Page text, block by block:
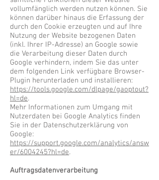
vollumfänglich werden nutzen können. Sie
können darüber hinaus die Erfassung der
durch den Cookie erzeugten und auf Ihre
Nutzung der Website bezogenen Daten
(inkl. Ihrer IP-Adresse) an Google sowie
die Verarbeitung dieser Daten durch
Google verhindern, indem Sie das unter
dem folgenden Link verfügbare Browser-
Plugin herunterladen und installieren:
https://tools.google.com/dlpage/gaoptout?
hl=de.
Mehr Informationen zum Umgang mit
Nutzerdaten bei Google Analytics finden
Sie in der Datenschutzerklärung von
Google:
https://support.google.com/analytics/answ
er/6004245?hl=de.
Auftragsdatenverarbeitung